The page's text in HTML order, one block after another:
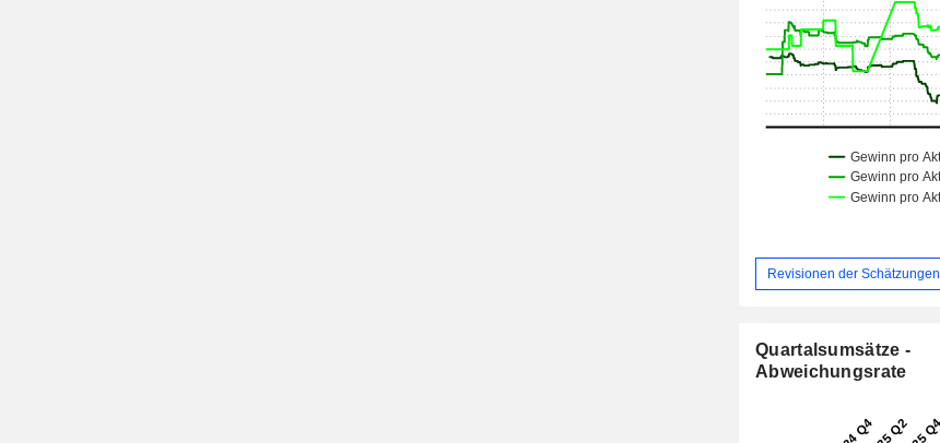
Revisionen der Schätzungen
Quartalsumsätze -
Abweichungsrate